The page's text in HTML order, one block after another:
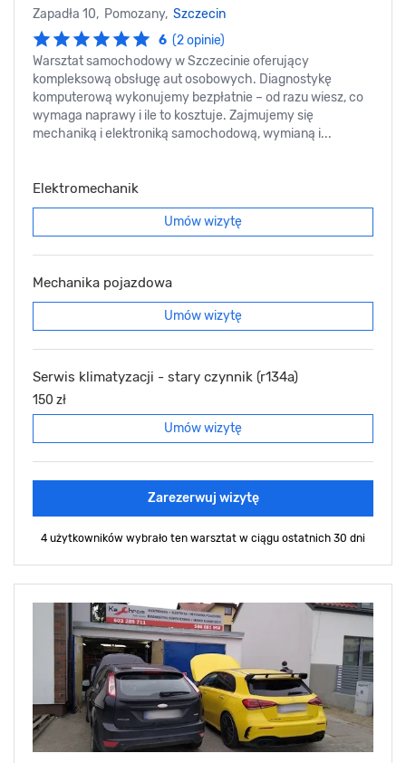
Zapadła 10, Pomozany, Szczecin
6 (2 opinie)
Warsztat samochodowy w Szczecinie oferujący
kompleksową obsługę aut osobowych. Diagnostykę
komputerową wykonujemy bezpłatnie – od razu wiesz, co
wymaga naprawy i ile to kosztuje. Zajmujemy się
mechaniką i elektroniką samochodową, wymianą i...
Elektromechanik
Umów wizytę
Mechanika pojazdowa
Umów wizytę
Serwis klimatyzacji - stary czynnik (r134a)
150 zł
Umów wizytę
Zarezerwuj wizytę
4 użytkowników wybrało ten warsztat w ciągu ostatnich 30 dni